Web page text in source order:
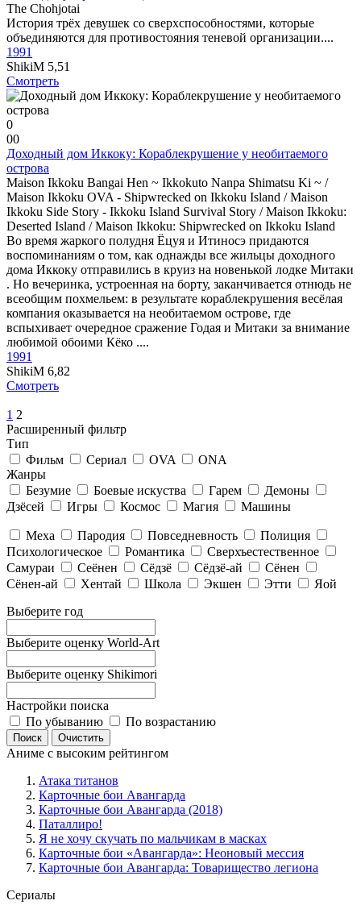
The Chohjotai
История трёх девушек со сверхспособностями, которые
объединяются для противостояния теневой организации....
1991
ShikiM 5,51
Смотреть
0
00
Доходный дом Иккоку: Кораблекрушение у необитаемого
острова
Maison Ikkoku Bangai Hen ~ Ikkokuto Nanpa Shimatsu Ki ~ /
Maison Ikkoku OVA - Shipwrecked on Ikkoku Island / Maison
Ikkoku Side Story - Ikkoku Island Survival Story / Maison Ikkoku:
Deserted Island / Maison Ikkoku: Shipwrecked on Ikkoku Island
Во время жаркого полудня Ёцуя и Итиносэ придаются
воспоминаниям о том, как однажды все жильцы доходного
дома Иккоку отправились в круиз на новенькой лодке Митаки
. Но вечеринка, устроенная на борту, заканчивается отнюдь не
всеобщим похмельем: в результате кораблекрушения весёлая
компания оказывается на необитаемом острове, где
вспыхивает очередное сражение Годая и Митаки за внимание
любимой обоими Кёко ....
1991
ShikiM 6,82
Смотреть
1 2
Расширенный фильтр
Тип
Фильм
Сериал OVA
ONA
Жанры
Безумие
Боевые искуства Гарем
Демоны
Дзёсей
Игры Космос Магия Машины
Меха Пародия Повседневность
Полиция
Психологическое
Романтика
Сверхъестественное
Самураи
Сеёнен Сёдзё Сёдзё-ай
Сёнен
Сёнен-ай
Хентай Школа Экшен Этти
Яой
Выберите год
Выберите оценку World-Art
Выберите оценку Shikimori
Настройки поиска
По убыванию
По возрастанию
Аниме с высоким рейтингом
Атака титанов
Карточные бои Авангарда
Карточные бои Авангарда (2018)
Паталлиро!
Я не хочу скучать по мальчикам в масках
Карточные бои «Авангарда»: Неоновый мессия
Карточные бои Авангарда: Товарищество легиона
Сериалы